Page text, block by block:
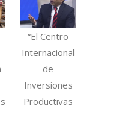
“El Centro
Internacional
de
Inversiones
Productivas